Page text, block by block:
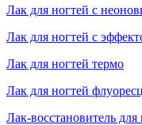
Лак для ногтей с
Лак для ногтей с
Лак для ногтей термо
Лак для ногтей
Лак-восстановитель